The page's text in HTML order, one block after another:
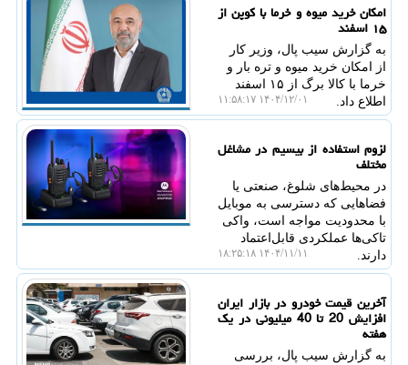
امکان خرید میوه و خرما با کوپن از
۱۵ اسفند
به گزارش سیب پال، وزیر کار
از امکان خرید میوه و تره بار و
خرما با کالا برگ از ۱۵ اسفند
اطلاع داد.
۱۴۰۴/۱۲/۰۱ ۱۱:۵۸:۱۷
لزوم استفاده از بیسیم در مشاغل
مختلف
در محیط‌های شلوغ، صنعتی یا
فضاهایی که دسترسی به موبایل
با محدودیت مواجه است، واکی
تاکی‌ها عملکردی قابل‌اعتماد
دارند.
۱۴۰۴/۱۱/۱۱ ۱۸:۲۵:۱۸
آخرین قیمت خودرو در بازار ایران
افزایش 20 تا 40 میلیونی در یک
هفته
به گزارش سیب پال، بررسی